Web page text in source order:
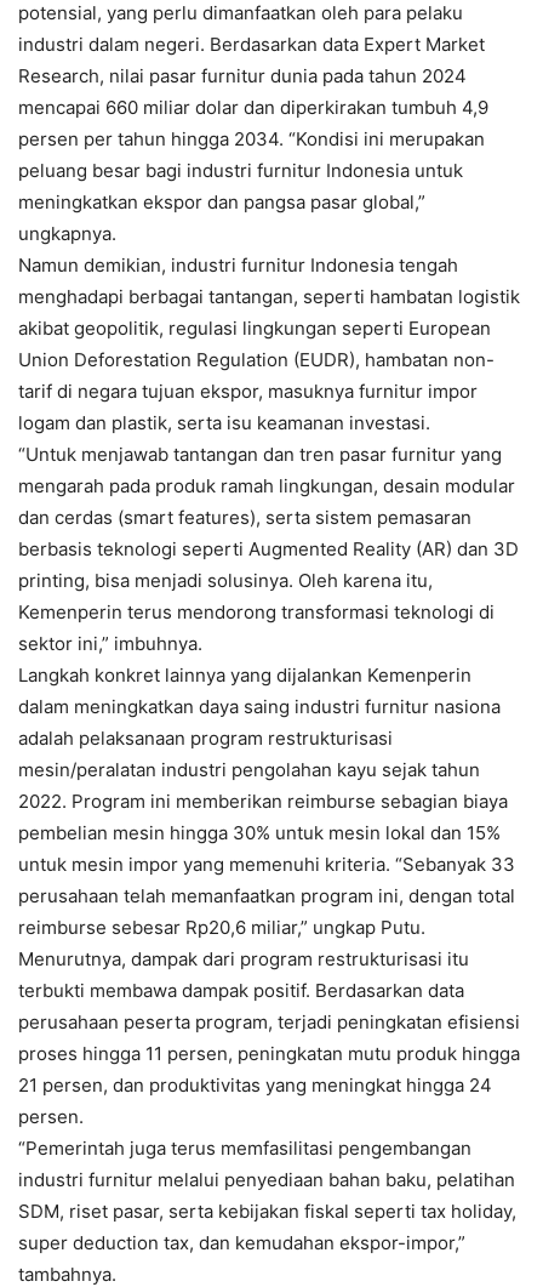
potensial, yang perlu dimanfaatkan oleh para pelaku
industri dalam negeri. Berdasarkan data Expert Market
Research, nilai pasar furnitur dunia pada tahun 2024
mencapai 660 miliar dolar dan diperkirakan tumbuh 4,9
persen per tahun hingga 2034. “Kondisi ini merupakan
peluang besar bagi industri furnitur Indonesia untuk
meningkatkan ekspor dan pangsa pasar global,”
ungkapnya.
Namun demikian, industri furnitur Indonesia tengah
menghadapi berbagai tantangan, seperti hambatan logistik
akibat geopolitik, regulasi lingkungan seperti European
Union Deforestation Regulation (EUDR), hambatan non-
tarif di negara tujuan ekspor, masuknya furnitur impor
logam dan plastik, serta isu keamanan investasi.
“Untuk menjawab tantangan dan tren pasar furnitur yang
mengarah pada produk ramah lingkungan, desain modular
dan cerdas (smart features), serta sistem pemasaran
berbasis teknologi seperti Augmented Reality (AR) dan 3D
printing, bisa menjadi solusinya. Oleh karena itu,
Kemenperin terus mendorong transformasi teknologi di
sektor ini,” imbuhnya.
Langkah konkret lainnya yang dijalankan Kemenperin
dalam meningkatkan daya saing industri furnitur nasiona
adalah pelaksanaan program restrukturisasi
mesin/peralatan industri pengolahan kayu sejak tahun
2022. Program ini memberikan reimburse sebagian biaya
pembelian mesin hingga 30% untuk mesin lokal dan 15%
untuk mesin impor yang memenuhi kriteria. “Sebanyak 33
perusahaan telah memanfaatkan program ini, dengan total
reimburse sebesar Rp20,6 miliar,” ungkap Putu.
Menurutnya, dampak dari program restrukturisasi itu
terbukti membawa dampak positif. Berdasarkan data
perusahaan peserta program, terjadi peningkatan efisiensi
proses hingga 11 persen, peningkatan mutu produk hingga
21 persen, dan produktivitas yang meningkat hingga 24
persen.
“Pemerintah juga terus memfasilitasi pengembangan
industri furnitur melalui penyediaan bahan baku, pelatihan
SDM, riset pasar, serta kebijakan fiskal seperti tax holiday,
super deduction tax, dan kemudahan ekspor-impor,”
tambahnya.